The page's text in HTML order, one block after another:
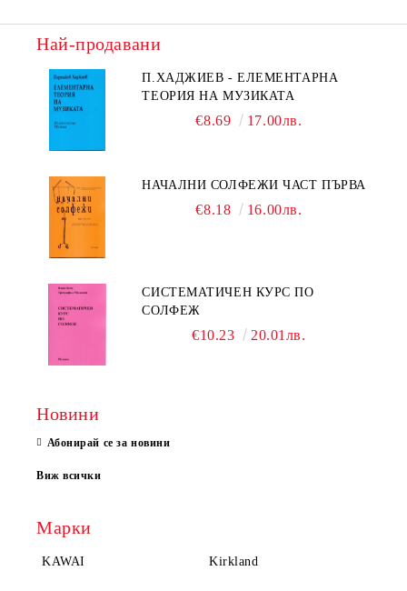
Най-продавани
П.ХАДЖИЕВ - ЕЛЕМЕНТАРНА
ТЕОРИЯ НА МУЗИКАТА
€8.69 17.00лв.
НАЧАЛНИ СОЛФЕЖИ ЧАСТ ПЪРВА
€8.18 16.00лв.
СИСТЕМАТИЧЕН КУРС ПО
СОЛФЕЖ
€10.23 20.01лв.
Новини
Абонирай се за новини
Виж всички
Марки
KAWAI Kirkland